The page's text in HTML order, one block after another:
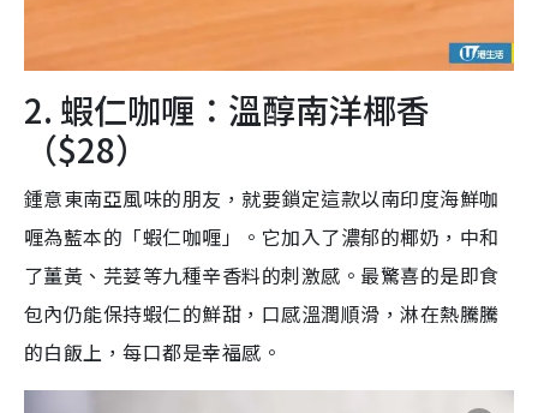
2. 蝦仁咖喱：溫醇南洋椰香
（$28）
鍾意東南亞風味的朋友，就要鎖定這款以南印度海鮮咖
喱為藍本的「蝦仁咖喱」。它加入了濃郁的椰奶，中和
了薑黃、芫荽等九種辛香料的刺激感。最驚喜的是即食
包內仍能保持蝦仁的鮮甜，口感溫潤順滑，淋在熱騰騰
的白飯上，每口都是幸福感。